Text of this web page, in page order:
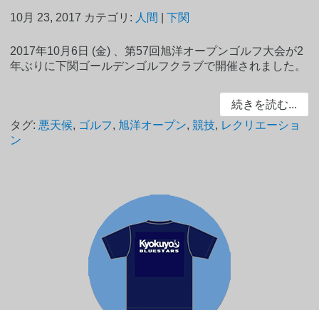
10月 23, 2017 カテゴリ: 人間 |下関
2017年10月6日 (金) 、第57回旭洋オープンゴルフ大会が2
年ぶりに下関ゴールデンゴルフクラブで開催されました。
続きを読む...
タグ: 悪天候, ゴルフ, 旭洋オープン,競技, レクリエーショ
ン